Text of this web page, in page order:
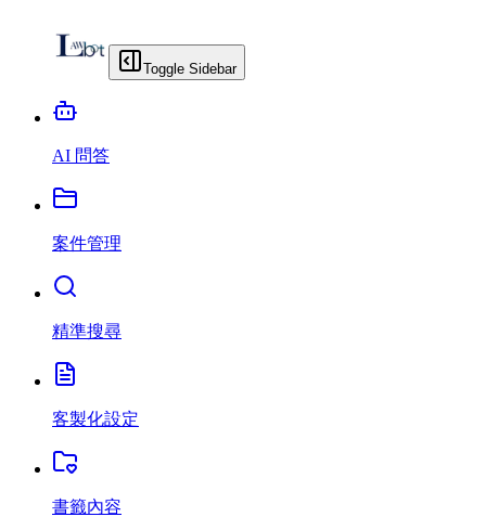
Toggle Sidebar
AI 問答
案件管理
精準搜尋
客製化設定
書籤內容